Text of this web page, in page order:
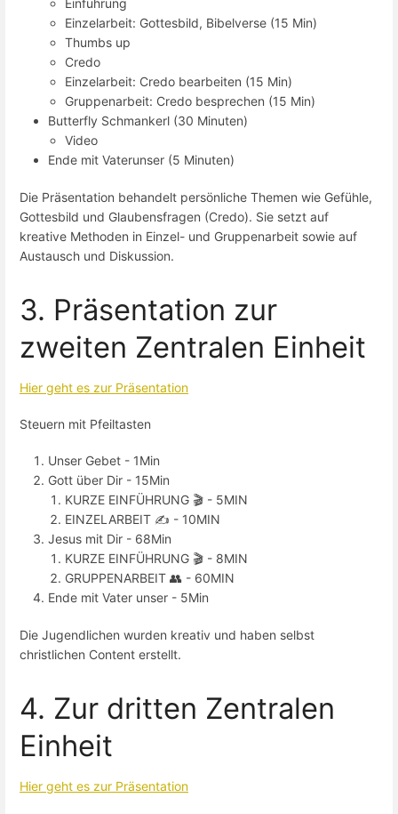
Einführung
Einzelarbeit: Gottesbild, Bibelverse (15 Min)
Thumbs up
Credo
Einzelarbeit: Credo bearbeiten (15 Min)
Gruppenarbeit: Credo besprechen (15 Min)
Butterfly Schmankerl (30 Minuten)
Video
Ende mit Vaterunser (5 Minuten)
Die Präsentation behandelt persönliche Themen wie Gefühle,
Gottesbild und Glaubensfragen (Credo). Sie setzt auf
kreative Methoden in Einzel- und Gruppenarbeit sowie auf
Austausch und Diskussion.
3. Präsentation zur
zweiten Zentralen Einheit
Hier geht es zur Präsentation
Steuern mit Pfeiltasten
Unser Gebet - 1Min
Gott über Dir - 15Min
KURZE EINFÜHRUNG 🎬 - 5MIN
EINZELARBEIT ✍️ - 10MIN
Jesus mit Dir - 68Min
KURZE EINFÜHRUNG 🎬 - 8MIN
GRUPPENARBEIT 👥 - 60MIN
Ende mit Vater unser - 5Min
Die Jugendlichen wurden kreativ und haben selbst
christlichen Content erstellt.
4. Zur dritten Zentralen
Einheit
Hier geht es zur Präsentation